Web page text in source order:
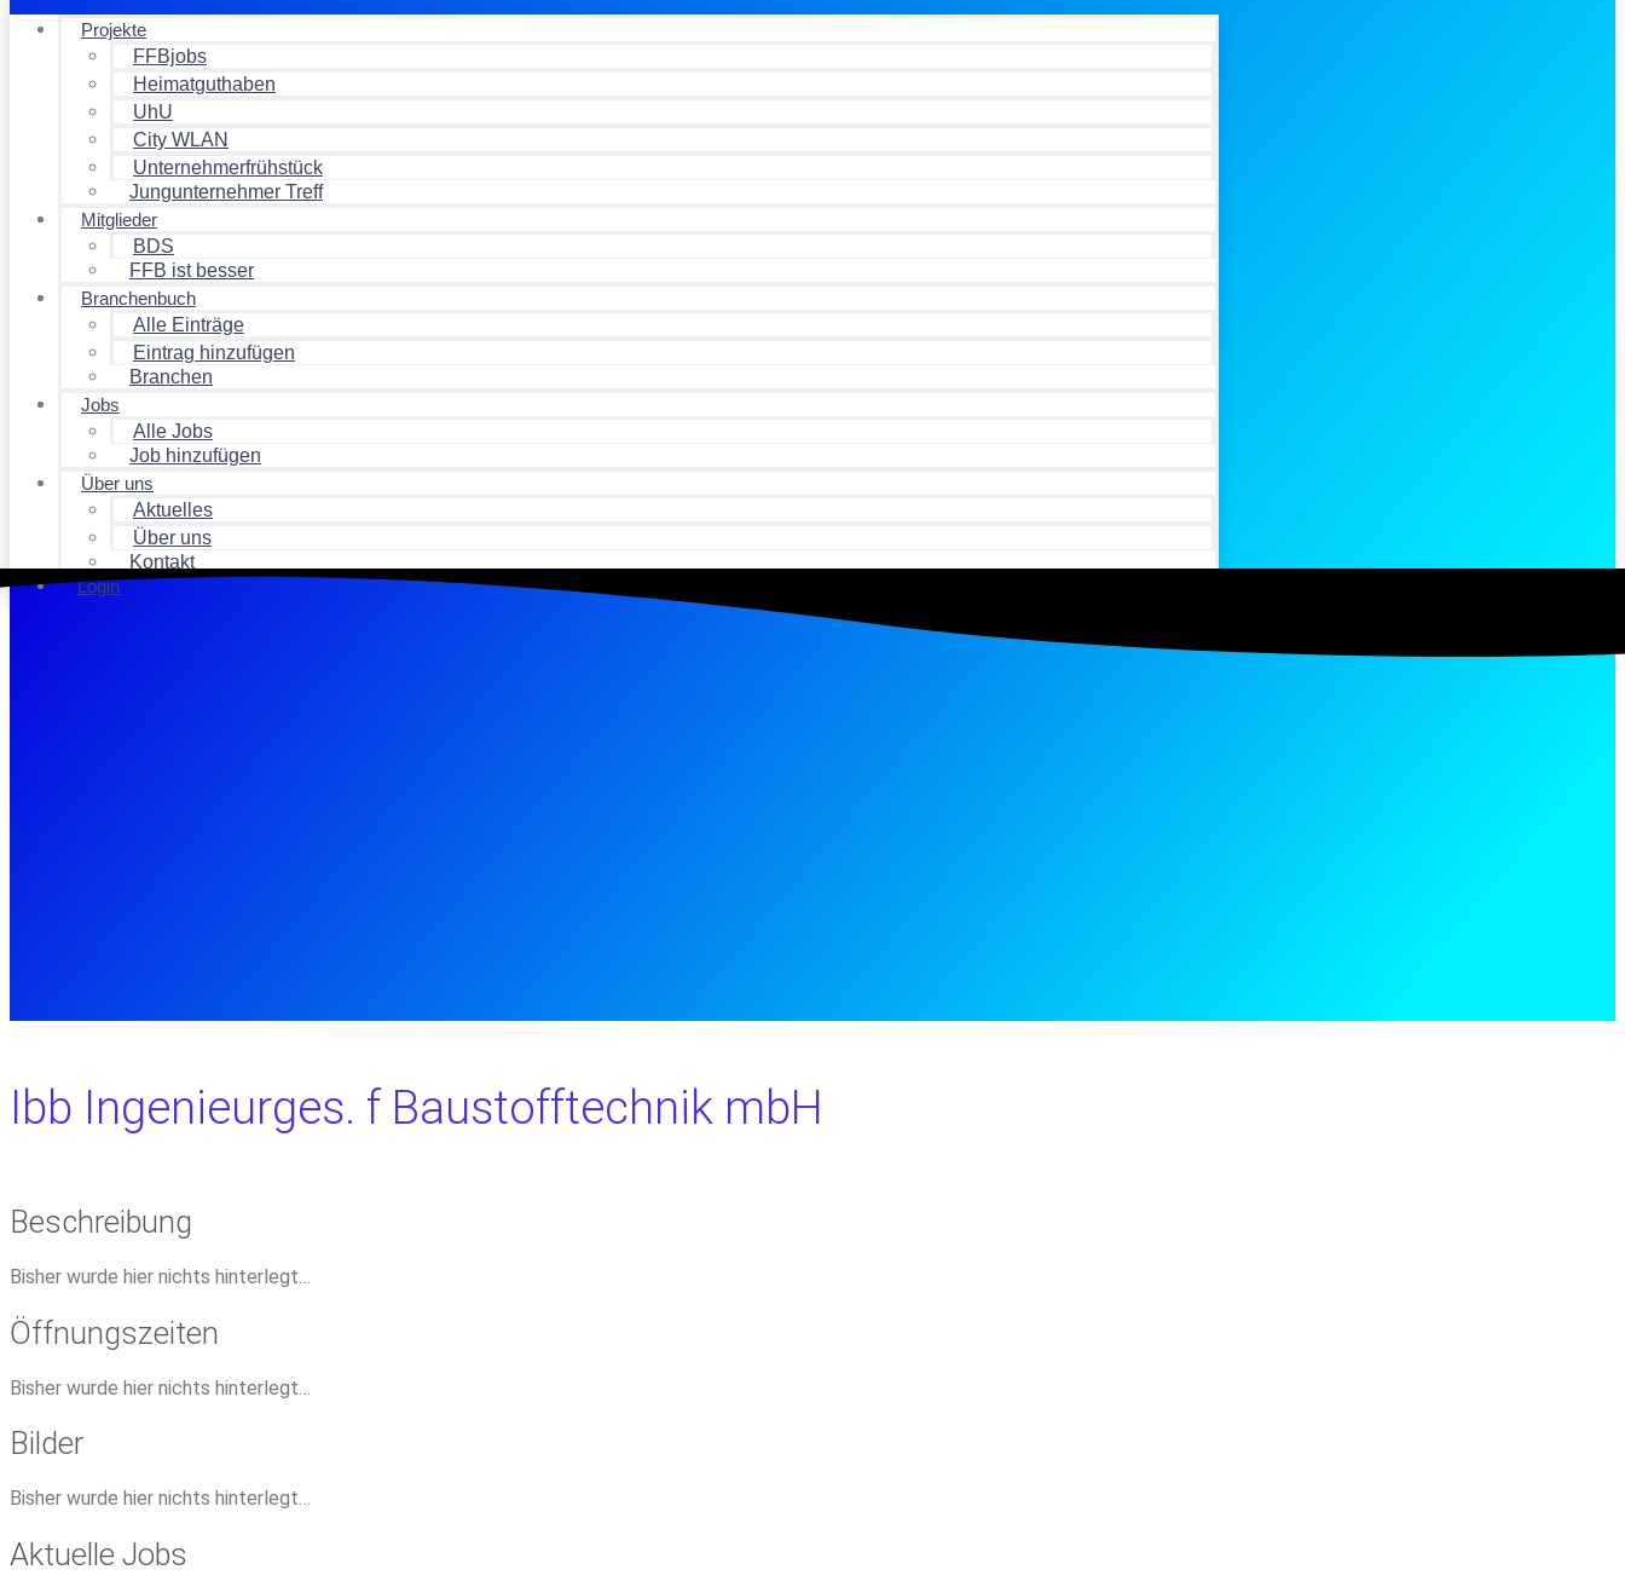
Projekte
FFBjobs
Heimatguthaben
UhU
City WLAN
Unternehmerfrühstück
Jungunternehmer Treff
Mitglieder
BDS
FFB ist besser
Branchenbuch
Alle Einträge
Eintrag hinzufügen
Branchen
Jobs
Alle Jobs
Job hinzufügen
Über uns
Aktuelles
Über uns
Kontakt
Login
Ibb Ingenieurges. f Baustofftechnik mbH
Beschreibung
Bisher wurde hier nichts hinterlegt…
Öffnungszeiten
Bisher wurde hier nichts hinterlegt…
Bilder
Bisher wurde hier nichts hinterlegt…
Aktuelle Jobs